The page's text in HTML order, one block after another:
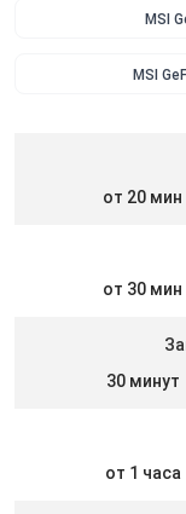
MSI
MSI
от 20 мин
от 30 мин
30 минут
от 1 часа